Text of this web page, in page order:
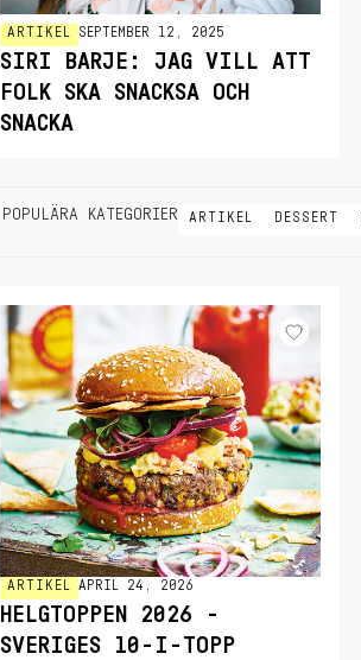
ARTIKEL SEPTEMBER 12, 2025
SIRI BARJE: JAG VILL ATT
FOLK SKA SNACKSA OCH
SNACKA
POPULÄRA KATEGORIER ARTIKEL DESSERT
ARTIKEL APRIL 24, 2026
HELGTOPPEN 2026 -
SVERIGES 10-I-TOPP